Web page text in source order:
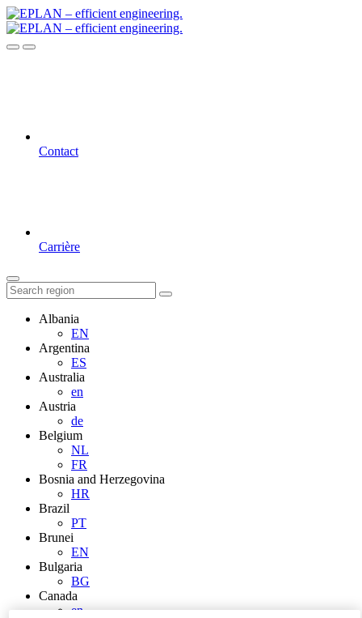
Contact
Carrière
Albania
EN
Argentina
ES
Australia
en
Austria
de
Belgium
NL
FR
Bosnia and Herzegovina
HR
Brazil
PT
Brunei
EN
Bulgaria
BG
Canada
en